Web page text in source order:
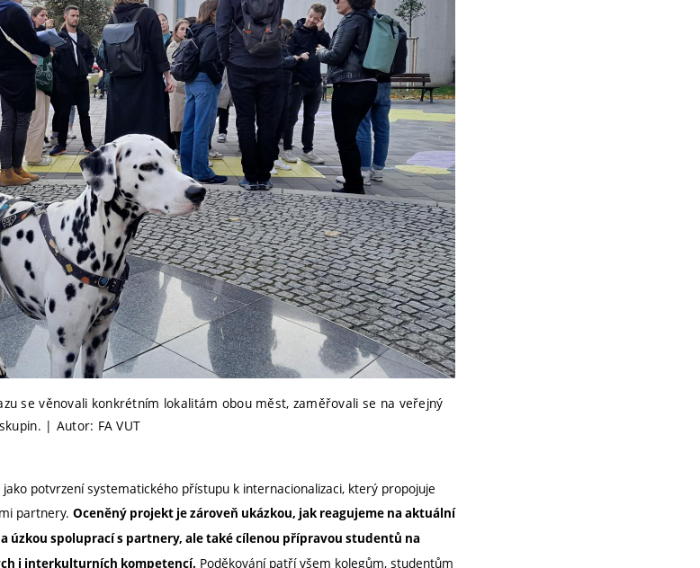
se věnovali konkrétním lokalitám obou měst, zaměřovali se na veřejný
| Autor: FA VUT
jako potvrzení systematického přístupu k internacionalizaci, který propojuje
partnery. Oceněný projekt je zároveň ukázkou, jak reagujeme na aktuální
úzkou spoluprací s partnery, ale také cílenou přípravou studentů na
i interkulturních kompetencí. Poděkování patří všem kolegům, studentům